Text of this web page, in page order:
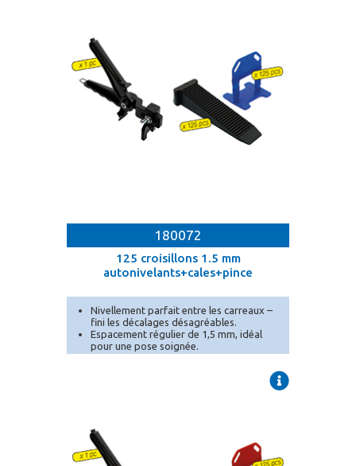
180072
125 croisillons 1.5 mm
autonivelants+cales+pince
Nivellement parfait entre les carreaux –
fini les décalages désagréables.
Espacement régulier de 1,5 mm, idéal
pour une pose soignée.
Conditionnement en seau pratique pour